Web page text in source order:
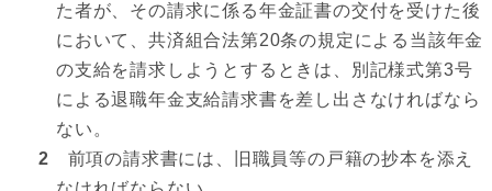
た者が、その請求に係る年金証書の交付を受けた後
において、共済組合法第20条の規定による当該年金
の支給を請求しようとするときは、別記様式第3号
による退職年金支給請求書を差し出さなければなら
ない。
2 前項の請求書には、旧職員等の戸籍の抄本を添え